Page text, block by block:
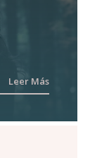
Leer Más